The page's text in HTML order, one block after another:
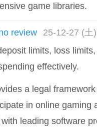
game libraries.
review
25-12-27 (土
limits, loss
effectively.
a legal
in online gaming
with leading software